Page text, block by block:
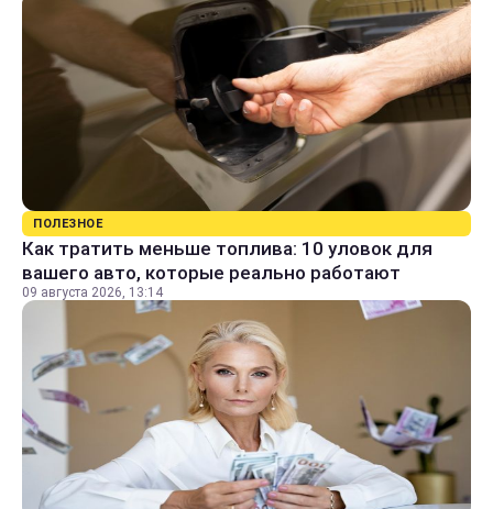
ПОЛЕЗНОЕ
Как тратить меньше топлива: 10 уловок для
вашего авто, которые реально работают
09 августа 2026, 13:14